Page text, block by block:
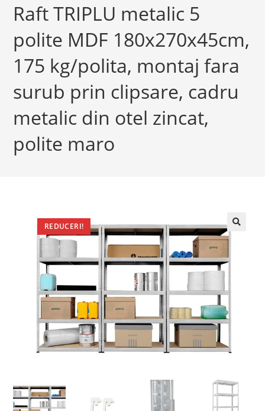
Raft TRIPLU metalic 5
polite MDF 180x270x45cm,
175 kg/polita, montaj fara
surub prin clipsare, cadru
metalic din otel zincat,
polite maro
REDUCERI!